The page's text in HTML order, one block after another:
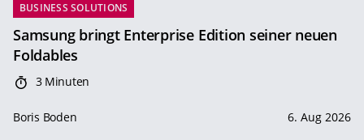
BUSINESS SOLUTIONS
Samsung bringt Enterprise Edition seiner neuen
Foldables
3 Minuten
Boris Boden 6. Aug 2026